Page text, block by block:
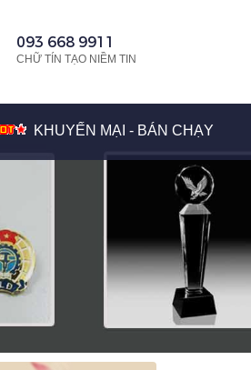
093 668 9911
CHỮ TÍN TẠO NIỀM TIN
KHUYẾN MẠI - BÁN CHẠY